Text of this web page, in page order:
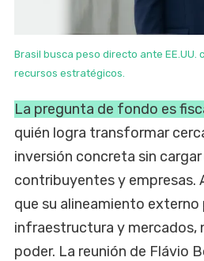
Brasil busca peso directo ante EE.UU.
recursos estratégicos.
La pregunta de fondo es
quién logra transformar
inversión concreta sin
contribuyentes y empresas.
que su alineamiento
infraestructura y mercados,
poder. La reunión de Flávio